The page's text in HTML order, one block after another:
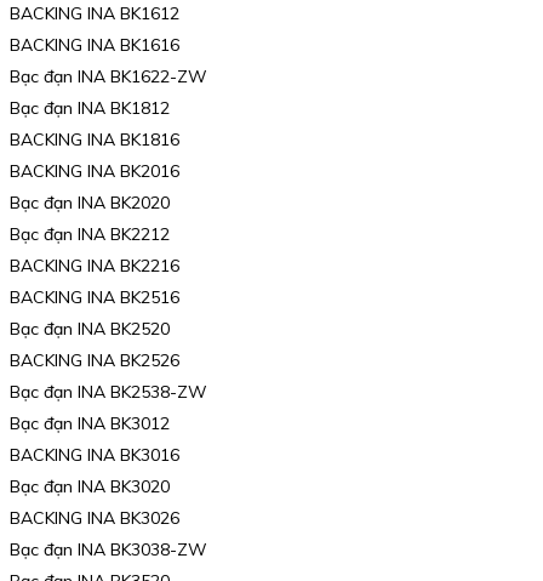
BACKING INA BK1612
BACKING INA BK1616
Bạc đạn INA BK1622-ZW
Bạc đạn INA BK1812
BACKING INA BK1816
BACKING INA BK2016
Bạc đạn INA BK2020
Bạc đạn INA BK2212
BACKING INA BK2216
BACKING INA BK2516
Bạc đạn INA BK2520
BACKING INA BK2526
Bạc đạn INA BK2538-ZW
Bạc đạn INA BK3012
BACKING INA BK3016
Bạc đạn INA BK3020
BACKING INA BK3026
Bạc đạn INA BK3038-ZW